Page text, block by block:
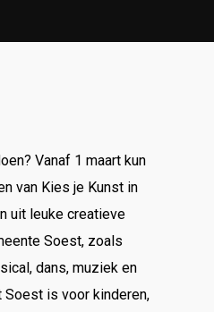
Vanaf 1 maart kun
van Kies je Kunst in
uit leuke creatieve
Soest, zoals
dans, muziek en
Soest is voor kinderen,